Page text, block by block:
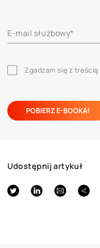
E-mail służbowy*
Zgadzam się z treścią
Udostępnij artykuł